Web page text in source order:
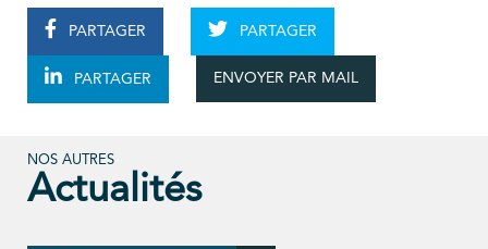
PARTAGER PARTAGER
PARTAGER ENVOYER PAR MAIL
NOS AUTRES
Actualités